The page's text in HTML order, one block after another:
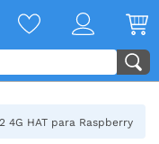
4G HAT para Raspberry Pi,